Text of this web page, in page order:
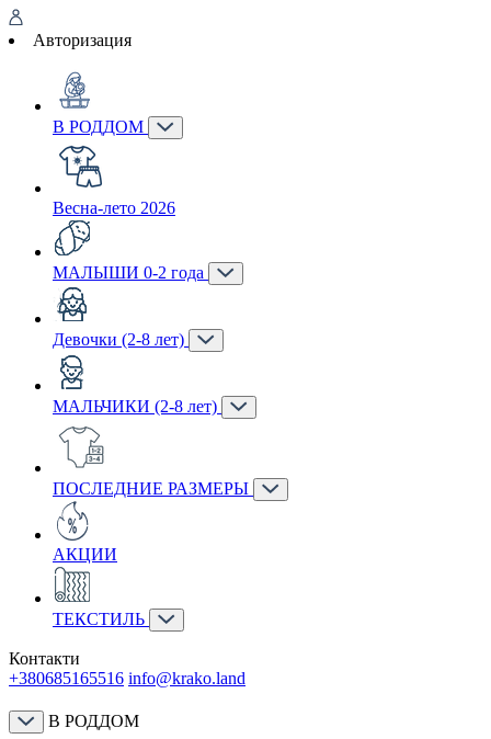
Авторизация
В РОДДОМ
Весна-лето 2026
МАЛЫШИ 0-2 года
Девочки (2-8 лет)
МАЛЬЧИКИ (2-8 лет)
ПОСЛЕДНИЕ РАЗМЕРЫ
АКЦИИ
ТЕКСТИЛЬ
Контакти
+380685165516 info@krako.land
В РОДДОМ